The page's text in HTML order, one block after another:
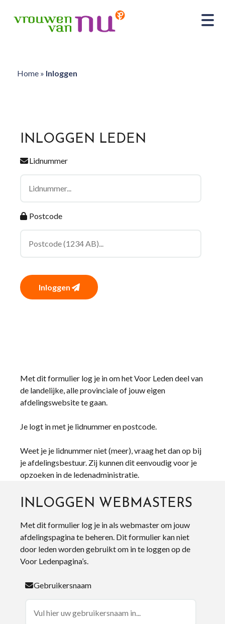
Home» Inloggen
INLOGGEN LEDEN
Lidnummer
Postcode
Inloggen
Met dit formulier log je in om het Voor Leden deel van
de landelijke, alle provinciale of jouw eigen
afdelingswebsite te gaan.
Je logt in met je lidnummer en postcode.
Weet je je lidnummer niet (meer), vraag het dan op bij
je afdelingsbestuur. Zij kunnen dit eenvoudig voor je
opzoeken in de ledenadministratie.
INLOGGEN WEBMASTERS
Met dit formulier log je in als webmaster om jouw
afdelingspagina te beheren. Dit formulier kan niet
door leden worden gebruikt om in te loggen op de
Voor Ledenpagina’s.
Gebruikersnaam